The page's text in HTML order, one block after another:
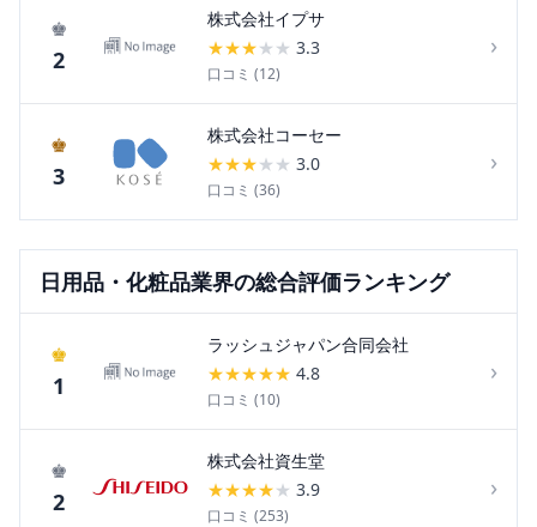
♚
2
株式会社イプサ
★★★★ ★ 3.3
口コミ (12)
›
♚
3
株式会社コーセー
★★★★ ★ 3.0
口コミ (36)
›
日用品・化粧品業界の総合評価ランキング
♚
1
ラッシュジャパン合同会社
★★★★★ 4.8
口コミ (10)
›
♚
2
株式会社資生堂
★★★★★ 3.9
口コミ (253)
›